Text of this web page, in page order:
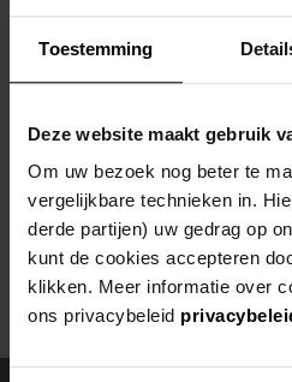
Toestemming
Deze website maakt gebruik
Om uw bezoek nog beter te
vergelijkbare technieken in.
derde partijen) uw gedrag op
kunt de cookies accepteren
klikken. Meer informatie over
ons privacybeleid
Helaas, er is een fout opgetreden
Mogelijk kunt u deze pagina niet
een verouderde bladwijzer/
een zoekmachine heeft een
eenfout getyptadres